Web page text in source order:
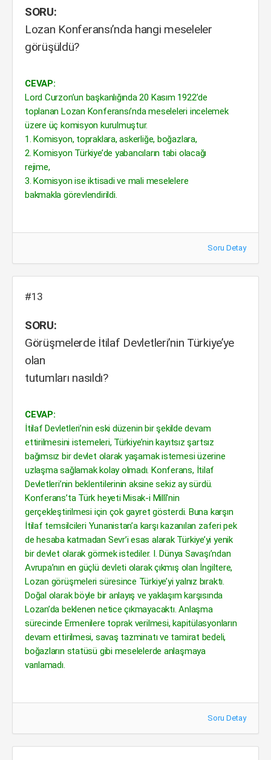
SORU:
Lozan Konferansı’nda hangi meseleler
görüşüldü?
CEVAP:
Lord Curzon’un başkanlığında 20 Kasım 1922’de
toplanan Lozan Konferansı’nda meseleleri incelemek
üzere üç komisyon kurulmuştur.
1. Komisyon, topraklara, askerliğe, boğazlara,
2. Komisyon Türkiye’de yabancıların tabi olacağı
rejime,
3. Komisyon ise iktisadi ve mali meselelere
bakmakla görevlendirildi.
Soru Detay
#13
SORU:
Görüşmelerde İtilaf Devletleri’nin Türkiye’ye
olan
tutumları nasıldı?
CEVAP:
İtilaf Devletleri’nin eski düzenin bir şekilde devam
ettirilmesini istemeleri, Türkiye’nin kayıtsız şartsız
bağımsız bir devlet olarak yaşamak istemesi üzerine
uzlaşma sağlamak kolay olmadı. Konferans, İtilaf
Devletleri’nin beklentilerinin aksine sekiz ay sürdü.
Konferans’ta Türk heyeti Misak-i Millî’nin
gerçekleştirilmesi için çok gayret gösterdi. Buna karşın
İtilaf temsilcileri Yunanistan’a karşı kazanılan zaferi pek
de hesaba katmadan Sevr’i esas alarak Türkiye’yi yenik
bir devlet olarak görmek istediler. I. Dünya Savaşı’ndan
Avrupa’nın en güçlü devleti olarak çıkmış olan İngiltere,
Lozan görüşmeleri süresince Türkiye’yi yalnız bıraktı.
Doğal olarak böyle bir anlayış ve yaklaşım karşısında
Lozan’da beklenen netice çıkmayacaktı. Anlaşma
sürecinde Ermenilere toprak verilmesi, kapitülasyonların
devam ettirilmesi, savaş tazminatı ve tamirat bedeli,
boğazların statüsü gibi meselelerde anlaşmaya
varılamadı.
Soru Detay